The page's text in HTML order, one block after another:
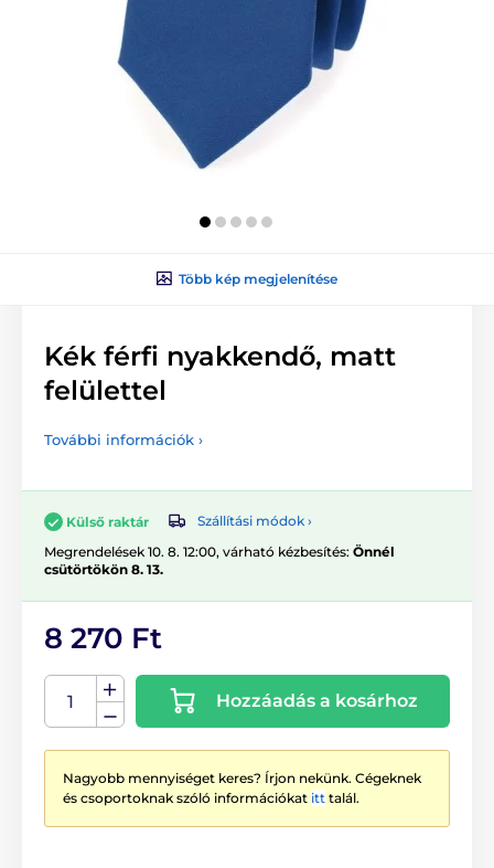
Több kép megjelenítése
Kék férfi nyakkendő, matt
felülettel
További információk ›
Külső raktár
Szállítási módok ›
Megrendelések 10. 8. 12:00, várható kézbesítés: Önnél
csütörtökön 8. 13.
8 270 Ft
Hozzáadás a kosárhoz
Nagyobb mennyiséget keres? Írjon nekünk. Cégeknek
és csoportoknak szóló információkat itt talál.